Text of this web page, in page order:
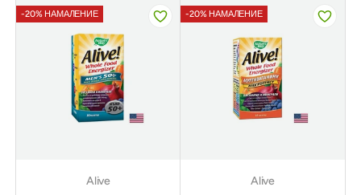
-20% НАМАЛЕНИЕ
Alive
-20% НАМАЛЕНИЕ
Alive